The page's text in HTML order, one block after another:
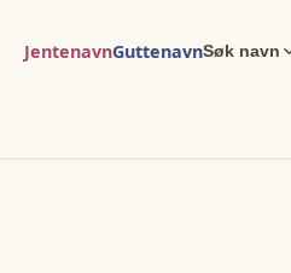
JentenavnGuttenavnSøk navn